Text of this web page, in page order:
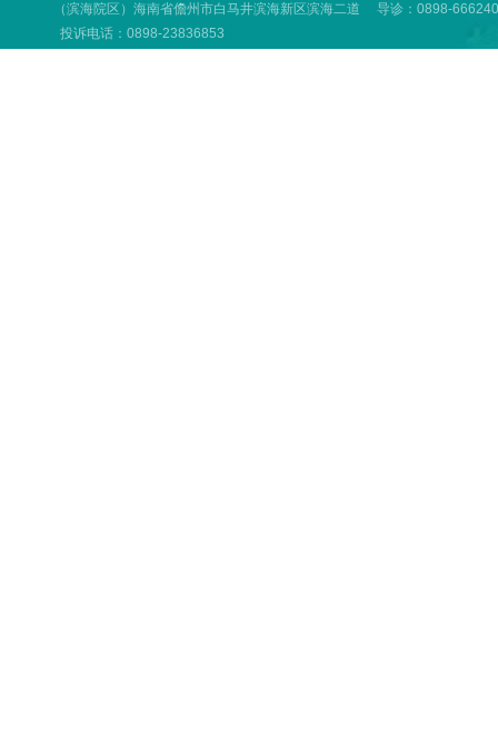
（滨海院区）海南省儋州市白马井滨海新区滨海二道 导诊：0898-
投诉电话：0898-23836853